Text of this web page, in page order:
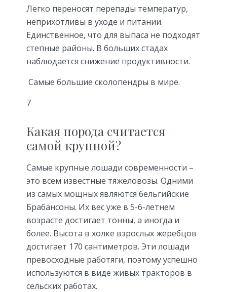
Легко переносят перепады температур,
неприхотливы в уходе и питании.
Единственное, что для выпаса не подходят
степные районы. В больших стадах
наблюдается снижение продуктивности.
Самые большие сколопендры в мире.
7
Какая порода считается
самой крупной?
Самые крупные лошади современности –
это всем известные тяжеловозы. Одними
из самых мощных являются бельгийские
Брабансоны. Их вес уже в 5-6-летнем
возрасте достигает тонны, а иногда и
более. Высота в холке взрослых жеребцов
достигает 170 сантиметров. Эти лошади
превосходные работяги, поэтому успешно
используются в виде живых тракторов в
сельских работах.